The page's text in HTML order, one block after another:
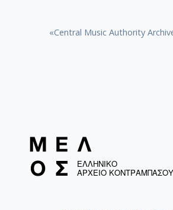
«Central Music Authority